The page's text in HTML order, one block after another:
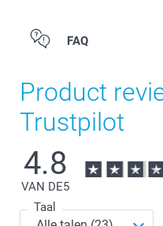
FAQ
Product
Trustpilot
4.8
VAN DE5
Taal